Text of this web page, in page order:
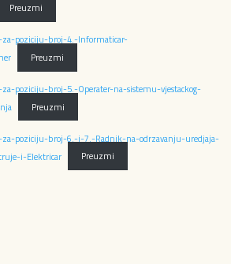
Preuzmi
za-poziciju-broj-4.-Informaticar-
Preuzmi
za-poziciju-broj-5.-Operater-na-sistemu-vjestackog-
Preuzmi
za-poziciju-broj-6.-i-7.-Radnik-na-odrzavanju-uredjaja-
i-Elektricar
Preuzmi